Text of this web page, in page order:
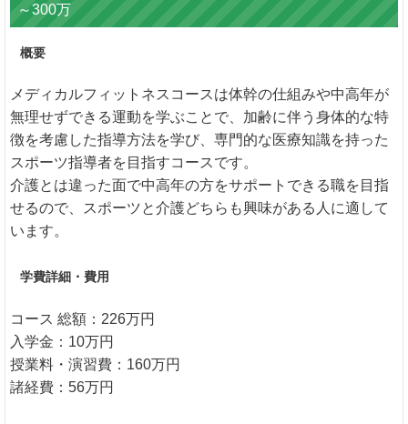
～300万
概要
メディカルフィットネスコースは体幹の仕組みや中高年が
無理せずできる運動を学ぶことで、加齢に伴う身体的な特
徴を考慮した指導方法を学び、専門的な医療知識を持った
スポーツ指導者を目指すコースです。
介護とは違った面で中高年の方をサポートできる職を目指
せるので、スポーツと介護どちらも興味がある人に適して
います。
学費詳細・費用
コース 総額：226万円
入学金：10万円
授業料・演習費：160万円
諸経費：56万円